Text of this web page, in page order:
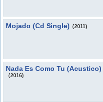
Mojado (Cd Single) (2011)
Nada Es Como Tu
(2016)